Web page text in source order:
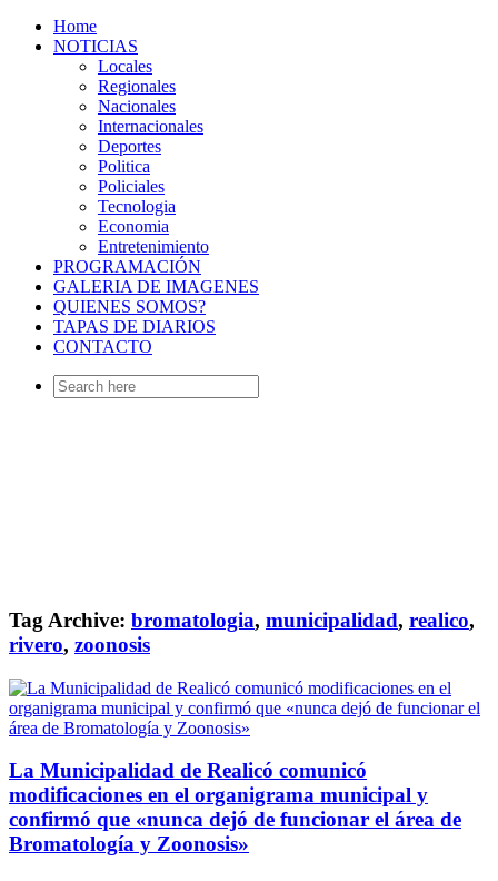
Home
NOTICIAS
Locales
Regionales
Nacionales
Internacionales
Deportes
Politica
Policiales
Tecnologia
Economia
Entretenimiento
PROGRAMACIÓN
GALERIA DE IMAGENES
QUIENES SOMOS?
TAPAS DE DIARIOS
CONTACTO
Search
for:
Tag Archive: bromatologia, municipalidad, realico,
rivero, zoonosis
La Municipalidad de Realicó comunicó
modificaciones en el organigrama municipal y
confirmó que «nunca dejó de funcionar el área de
Bromatología y Zoonosis»